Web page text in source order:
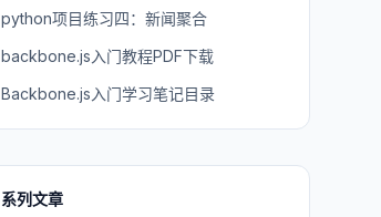
python项目练习四：新闻聚合
backbone.js入门教程PDF下载
Backbone.js入门学习笔记目录
系列文章